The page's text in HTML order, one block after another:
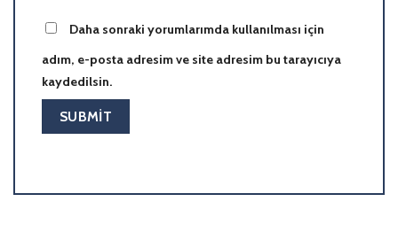
Daha sonraki yorumlarımda kullanılması için
adım, e-posta adresim ve site adresim bu tarayıcıya
kaydedilsin.